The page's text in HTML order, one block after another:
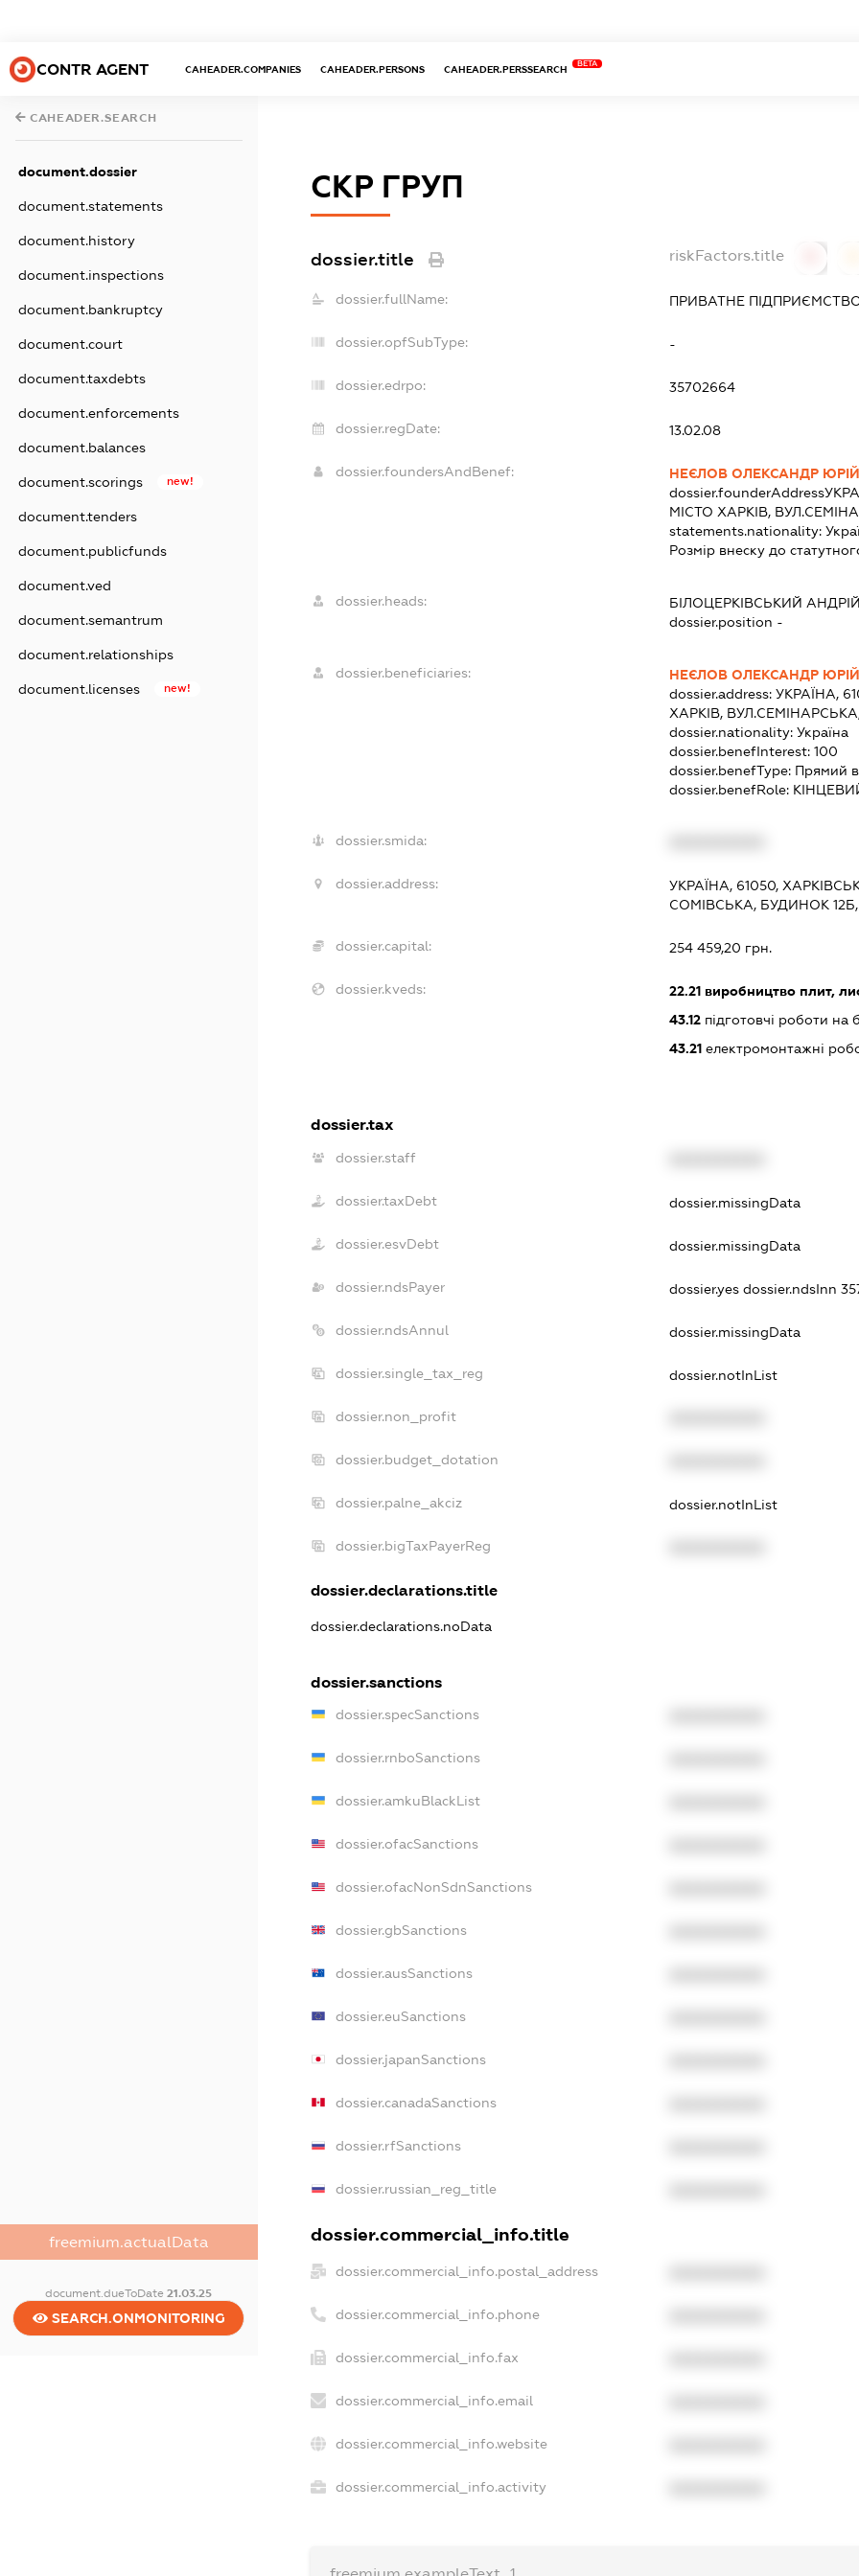
CONTR AGENT CAHEADER.COMPANIES CAHEADER.PERSONS CAHEADER.PERSSEARCH
BETA
CAHEADER.SEARCH
document.dossier
document.statements
document.history
document.inspections
document.bankruptcy
document.court
document.taxdebts
document.enforcements
document.balances
document.scorings new!
document.tenders
document.publicfunds
document.ved
document.semantrum
document.relationships
document.licenses new!
freemium.actualData
document.dueToDate21.03.25
SEARCH.ONMONITORING
СКР ГРУП
dossier.title riskFactors.title
dossier.fullName: ПРИВАТНЕ
dossier.opfSubType: -
dossier.edrpo: 35702664
dossier.regDate: 13.02.08
dossier.foundersAndBenef:
НЕЄЛОВ ОЛЕКСАНДР
dossier.founderAddress
МІСТО ХАРКІВ,
statements.nationality:
Розмір внеску до
dossier.heads: БІЛОЦЕРКІВСЬКИЙ
dossier.position -
dossier.beneficiaries:
НЕЄЛОВ ОЛЕКСАНДР
dossier.address: УКРАЇНА,
ХАРКІВ,
dossier.nationality: Україна
dossier.benefInterest: 100
dossier.benefType: Прямий
dossier.benefRole:
dossier.smida:
dossier.address:
УКРАЇНА, 61050,
СОМІВСЬКА, БУДИНОК
dossier.capital: 254 459,20 грн.
dossier.kveds: 22.21виробництво плит,
43.12підготовчі роботи на
43.21електромонтажні
dossier.tax
dossier.staff
dossier.taxDebt dossier.missingData
dossier.esvDebt dossier.missingData
dossier.ndsPayer dossier.yes dossier.ndsInn
dossier.ndsAnnul dossier.missingData
dossier.single_tax_reg dossier.notInList
dossier.non_profit
dossier.budget_dotation
dossier.palne_akciz dossier.notInList
dossier.bigTaxPayerReg
dossier.declarations.title
dossier.declarations.noData
dossier.sanctions
dossier.specSanctions
dossier.rnboSanctions
dossier.amkuBlackList
dossier.ofacSanctions
dossier.ofacNonSdnSanctions
dossier.gbSanctions
dossier.ausSanctions
dossier.euSanctions
dossier.japanSanctions
dossier.canadaSanctions
dossier.rfSanctions
dossier.russian_reg_title
dossier.commercial_info.title
dossier.commercial_info.postal_address
dossier.commercial_info.phone
dossier.commercial_info.fax
dossier.commercial_info.email
dossier.commercial_info.website
dossier.commercial_info.activity